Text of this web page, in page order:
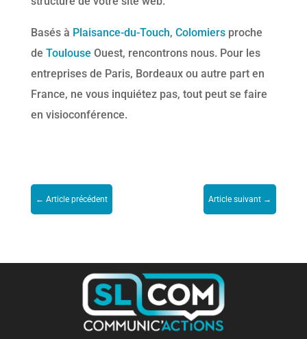
Basés à Plaisance-du-Touch, Colomiersproche
de Toulouse Ouest, rencontrons nous. Pour les
entreprises de Paris, Bordeaux ou autre part en
France, ne vous inquiétez pas, tout peut se faire
en visioconférence.
← Article précédent Article suivant →